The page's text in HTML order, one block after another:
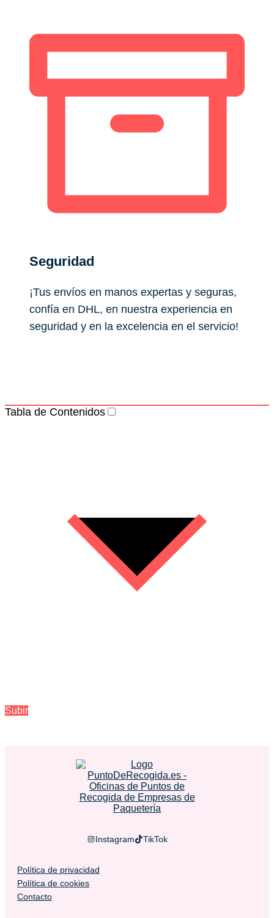
Seguridad
¡Tus envíos en manos expertas y seguras,
confía en DHL, en nuestra experiencia en
seguridad y en la excelencia en el servicio!
Tabla de Contenidos
Subir
Instagram TikTok
Política de privacidad
Política de cookies
Contacto